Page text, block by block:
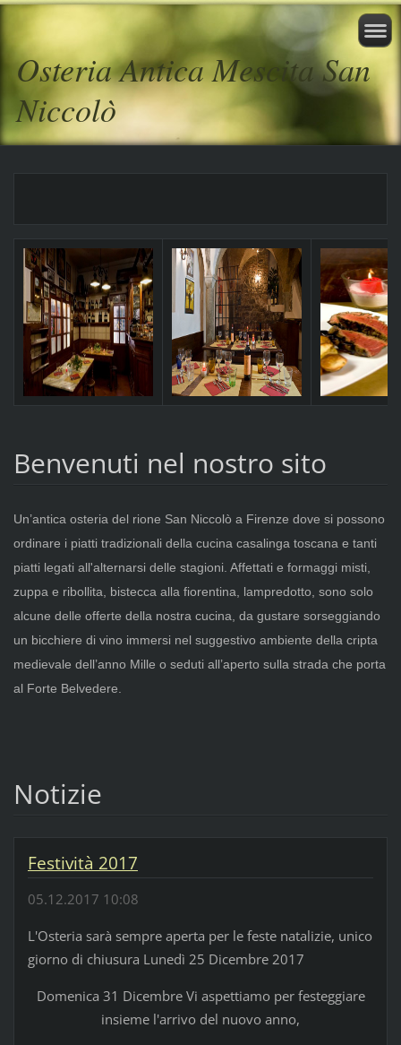
Osteria Antica Mescita San
Niccolò
Benvenuti nel nostro sito
Un’antica osteria del rione San Niccolò a Firenze dove si possono
ordinare i piatti tradizionali della cucina casalinga toscana e tanti
piatti legati all'alternarsi delle stagioni. Affettati e formaggi misti,
zuppa e ribollita, bistecca alla fiorentina, lampredotto, sono solo
alcune delle offerte della nostra cucina, da gustare sorseggiando
un bicchiere di vino immersi nel suggestivo ambiente della cripta
medievale dell’anno Mille o seduti all’aperto sulla strada che porta
al Forte Belvedere.
Notizie
Festività 2017
05.12.2017 10:08
L'Osteria sarà sempre aperta per le feste natalizie, unico
giorno di chiusura Lunedì 25 Dicembre 2017
Domenica 31 Dicembre Vi aspettiamo per festeggiare
insieme l'arrivo del nuovo anno,